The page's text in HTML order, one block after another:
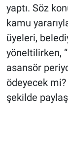
yaptı. Söz
kamu
üyeleri,
yöneltilirken,
asansör
ödeyecek
şekilde